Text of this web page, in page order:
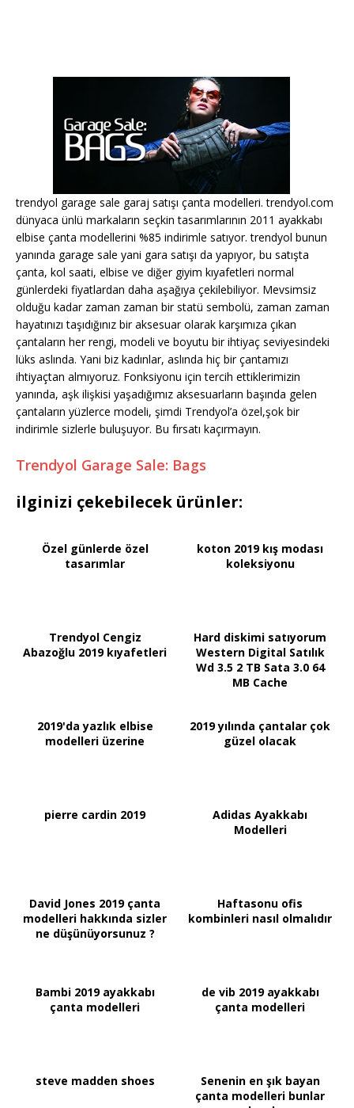
trendyol garage sale garaj satışı çanta modelleri. trendyol.com
dünyaca ünlü markaların seçkin tasarımlarının 2011 ayakkabı
elbise çanta modellerini %85 indirimle satıyor. trendyol bunun
yanında garage sale yani gara satışı da yapıyor, bu satışta
çanta, kol saati, elbise ve diğer giyim kıyafetleri normal
günlerdeki fiyatlardan daha aşağıya çekilebiliyor. Mevsimsiz
olduğu kadar zaman zaman bir statü sembolü, zaman zaman
hayatınızı taşıdığınız bir aksesuar olarak karşımıza çıkan
çantaların her rengi, modeli ve boyutu bir ihtiyaç seviyesindeki
lüks aslında. Yani biz kadınlar, aslında hiç bir çantamızı
ihtiyaçtan almıyoruz. Fonksiyonu için tercih ettiklerimizin
yanında, aşk ilişkisi yaşadığımız aksesuarların başında gelen
çantaların yüzlerce modeli, şimdi Trendyol’a özel,şok bir
indirimle sizlerle buluşuyor. Bu fırsatı kaçırmayın.
Trendyol Garage Sale: Bags
ilginizi çekebilecek ürünler:
Özel günlerde özel
tasarımlar
koton 2019 kış modası
koleksiyonu
Trendyol Cengiz
Abazoğlu 2019 kıyafetleri
Hard diskimi satıyorum
Western Digital Satılık
Wd 3.5 2 TB Sata 3.0 64
MB Cache
2019'da yazlık elbise
modelleri üzerine
2019 yılında çantalar çok
güzel olacak
pierre cardin 2019
Adidas Ayakkabı
Modelleri
David Jones 2019 çanta
modelleri hakkında sizler
ne düşünüyorsunuz ?
Haftasonu ofis
kombinleri nasıl olmalıdır
Bambi 2019 ayakkabı
çanta modelleri
de vib 2019 ayakkabı
çanta modelleri
steve madden shoes
Senenin en şık bayan
çanta modelleri bunlar